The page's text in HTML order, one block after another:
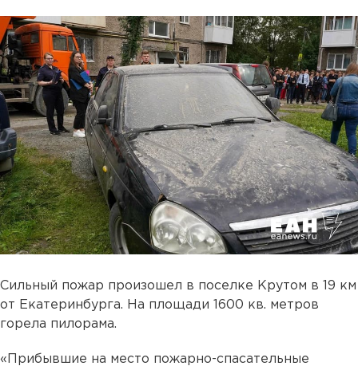
Сильный пожар произошел в поселке Крутом в 19 км
от Екатеринбурга. На площади 1600 кв. метров
горела пилорама.
«Прибывшие на место пожарно-спасательные